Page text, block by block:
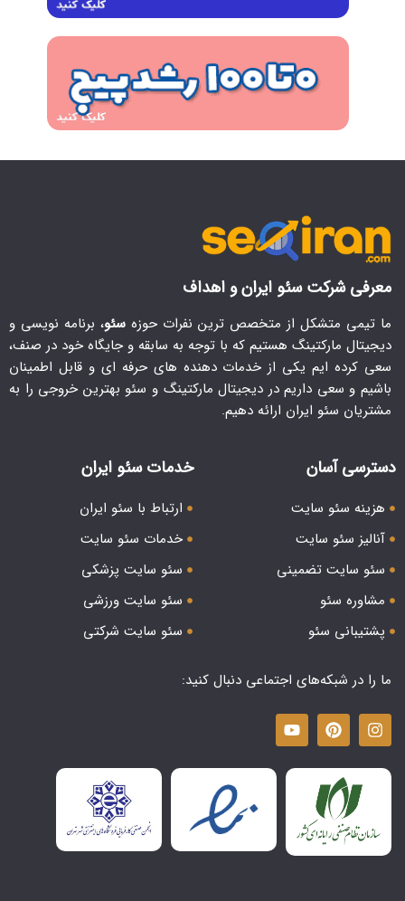
معرفی شرکت سئو ایران و اهداف
ما تیمی متشکل از متخصص ترین نفرات حوزه سئو، برنامه نویسی و
دیجیتال مارکتینگ هستیم که با توجه به سابقه و جایگاه خود در صنف،
سعی کرده ایم یکی از خدمات دهنده های حرفه ای و قابل اطمینان
باشیم و سعی داریم در دیجیتال مارکتینگ و سئو بهترین خروجی را به
مشتریان سئو ایران ارائه دهیم.
دسترسی آسان
هزینه سئو سایت
آنالیز سئو سایت
سئو سایت تضمینی
مشاوره سئو
پشتیبانی سئو
خدمات سئو ایران
ارتباط با سئو ایران
خدمات سئو سایت
سئو سایت پزشکی
سئو سایت ورزشی
سئو سایت شرکتی
ما را در شبکه‌های اجتماعی دنبال کنید: